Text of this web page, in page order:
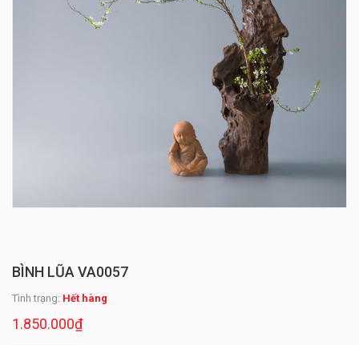
BÌNH LŨA VA0057
Tình trạng: Hết hàng
1.850.000₫